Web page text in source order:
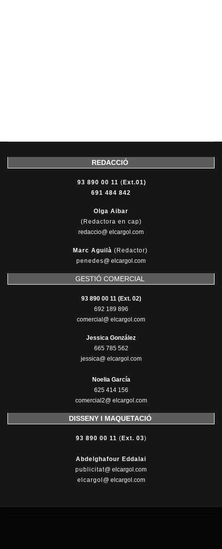
REDACCIÓ
93 890 00 11 ( Ext.01)
691 484 842
Olga Aibar
(Redactora en cap)
redaccio@ elcargol.com
Marc Aguilà (Redactor)
penedes@ elcargol.com
GESTIÓ COMERCIAL
93 890 00 11 (Ext. 02)
692 189 896
comercial@ elcargol.com
Jessica González
665 785 562
jessica@ elcargol.com
Noelia García
625 414 156
comercial2@ elcargol.com
DISSENY I MAQUETACIÓ
93 890 00 11 ( Ext. 03)
Abdelghafour Eddalai
publicitat@ elcargol.com
elcargol @ elcargol.com